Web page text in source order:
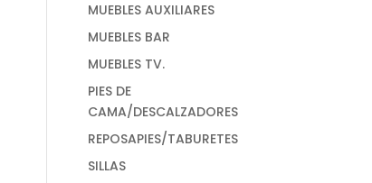
MUEBLES AUXILIARES
MUEBLES BAR
MUEBLES TV.
PIES DE
CAMA/DESCALZADORES
REPOSAPIES/TABURETES
SILLAS